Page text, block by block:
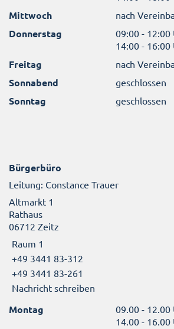
Mittwoch nach
Donnerstag
09:00 - 12:00
14:00 - 16:00
Freitag nach
Sonnabend geschlossen
Sonntag geschlossen
Bürgerbüro
Leitung: Constance Trauer
Altmarkt 1
Rathaus
06712 Zeitz
Raum 1
+49 3441 83-312
+49 3441 83-261
Nachricht schreiben
Montag
09.00 - 12.00
14.00 - 16.00